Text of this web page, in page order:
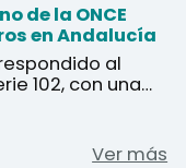
de la ONCE
en Andalucía
al
102, con una
Ver más